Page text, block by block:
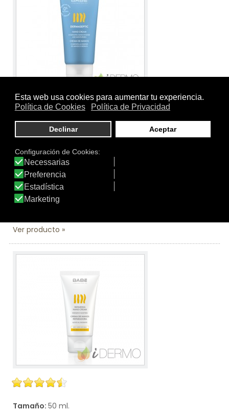
75ml.
Línea:Babé Línea Corporal
CREMA DE MANOS DERMASEPTIC
Crema de manos que higieniza y actúa contra
gérmenes y bacterias gracias a la presencia en su
Ver producto
Tamaño: 50 ml.